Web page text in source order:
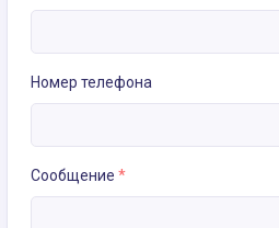
Номер телефона
Сообщение *